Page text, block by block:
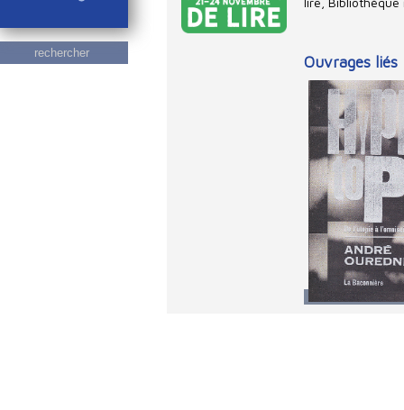
rechercher
Ouvrages liés